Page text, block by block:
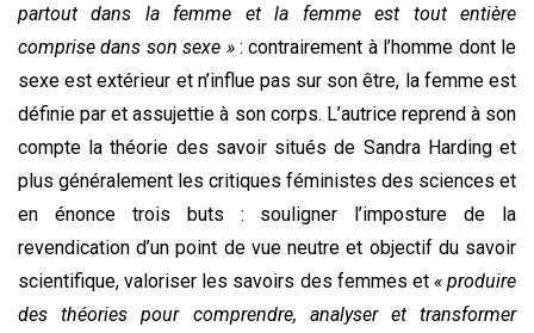
partout dans la femme et la femme est tout entière
comprise dans son sexe »: contrairement à l’homme dont le
sexe est extérieur et n’influe pas sur son être, la femme est
définie par et assujettie à son corps. L’autrice reprend à son
compte la théorie des savoir situés de Sandra Harding et
plus généralement les critiques féministes des sciences et
en énonce trois buts : souligner l’imposture de la
revendication d’un point de vue neutre et objectif du savoir
scientifique, valoriser les savoirs des femmes et « produire
des théories pour comprendre, analyser et transformer